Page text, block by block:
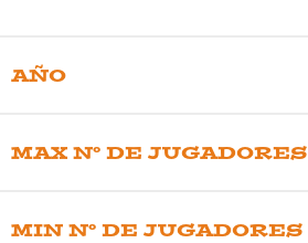
AÑO
MAX Nº DE JUGADORES
MIN Nº DE JUGADORES